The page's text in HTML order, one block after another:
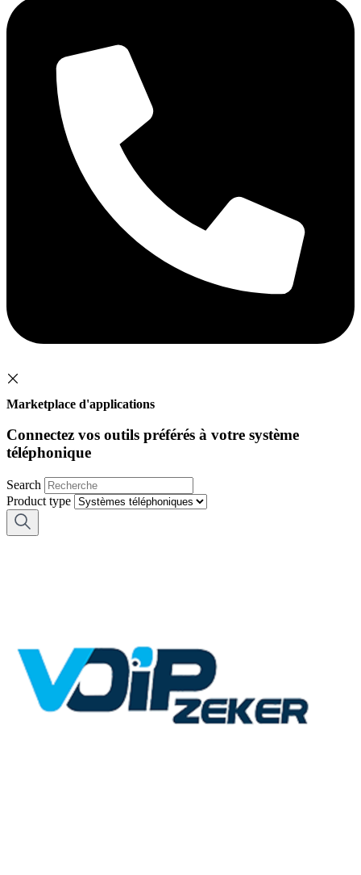
Marketplace d'applications
Connectez vos outils préférés à votre système
téléphonique
Search
Product type